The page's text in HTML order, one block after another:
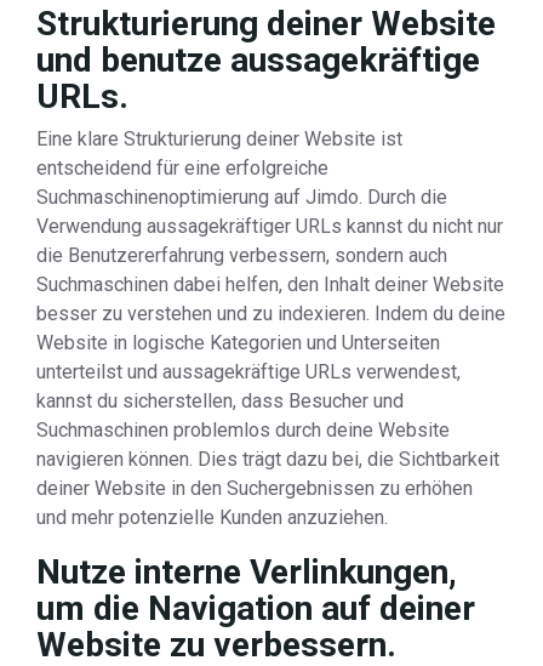
Strukturierung deiner Website
und benutze aussagekräftige
URLs.
Eine klare Strukturierung deiner Website ist
entscheidend für eine erfolgreiche
Suchmaschinenoptimierung auf Jimdo. Durch die
Verwendung aussagekräftiger URLs kannst du nicht nur
die Benutzererfahrung verbessern, sondern auch
Suchmaschinen dabei helfen, den Inhalt deiner Website
besser zu verstehen und zu indexieren. Indem du deine
Website in logische Kategorien und Unterseiten
unterteilst und aussagekräftige URLs verwendest,
kannst du sicherstellen, dass Besucher und
Suchmaschinen problemlos durch deine Website
navigieren können. Dies trägt dazu bei, die Sichtbarkeit
deiner Website in den Suchergebnissen zu erhöhen
und mehr potenzielle Kunden anzuziehen.
Nutze interne Verlinkungen,
um die Navigation auf deiner
Website zu verbessern.